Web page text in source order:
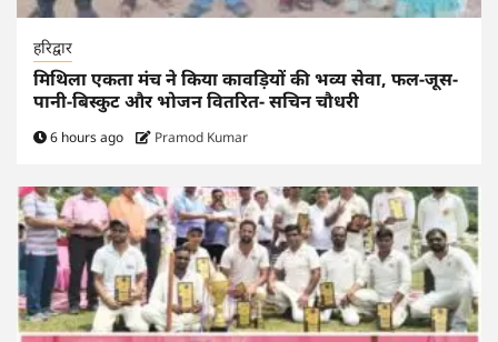
हरिद्वार
मिथिला एकता मंच ने किया कावड़ियों की भव्य सेवा, फल-जूस-
पानी-बिस्कुट और भोजन वितरित- सचिन चौधरी
6 hours ago Pramod Kumar